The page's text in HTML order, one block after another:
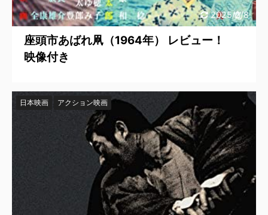
2025/2/8
座頭市あばれ凧（1964年） レビュー！
映像付き
日本映画 アクション映画